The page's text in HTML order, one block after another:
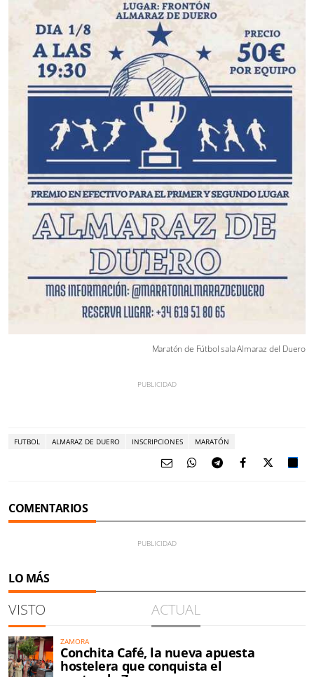
Maratón de Fútbol sala Almaraz del Duero
FUTBOL ALMARAZ DE DUERO INSCRIPCIONES MARATÓN
COMENTARIOS
LO MÁS
VISTO ACTUAL
ZAMORA
Conchita Café, la nueva apuesta
hostelera que conquista el